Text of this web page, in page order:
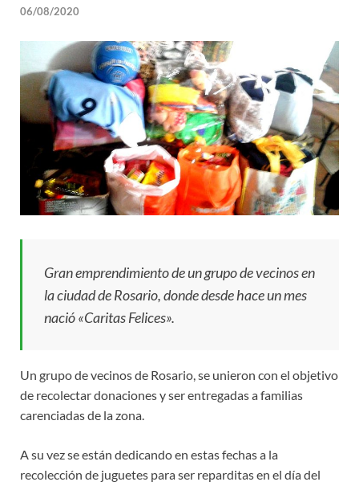
06/08/2020
Gran emprendimiento de un grupo de vecinos en
la ciudad de Rosario, donde desde hace un mes
nació «Caritas Felices».
Un grupo de vecinos de Rosario, se unieron con el objetivo
de recolectar donaciones y ser entregadas a familias
carenciadas de la zona.
A su vez se están dedicando en estas fechas a la
recolección de juguetes para ser reparditas en el día del